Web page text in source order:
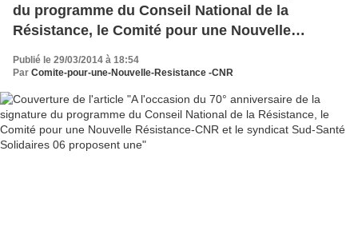
du programme du Conseil National de la
Résistance, le Comité pour une Nouvelle
Solidaires 06 proposent une
Publié le 29/03/2014 à 18:54
Par Comite-pour-une-Nouvelle-Resistance -CNR